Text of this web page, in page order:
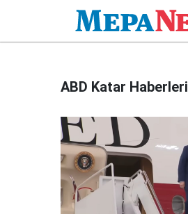
ABD Katar Haberleri